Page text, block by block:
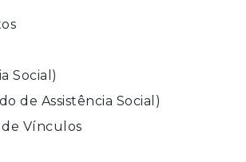
Social)
de Assistência Social)
Vínculos